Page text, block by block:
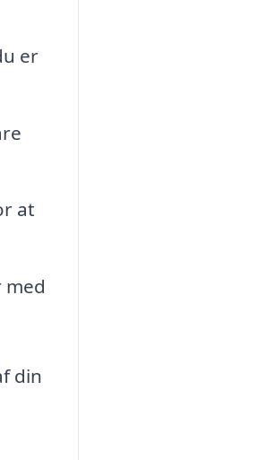
er
at
din